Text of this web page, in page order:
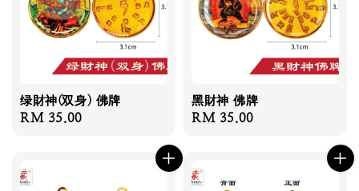
绿財神(双身) 佛牌
Regular
RM 35.00
黑財神 佛牌
Regular
RM 35.00